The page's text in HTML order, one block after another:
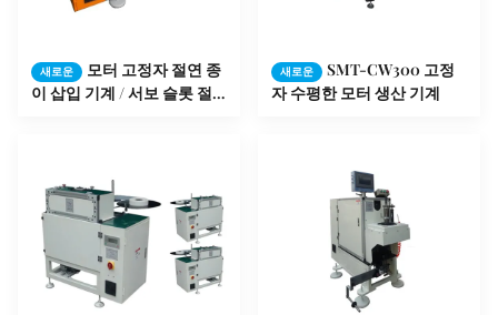
새로운
모터 고정자 절연 종
이 삽입 기계 / 서보 슬롯 절
새로운
SMT-CW300 고정
자 수평한 모터 생산 기계